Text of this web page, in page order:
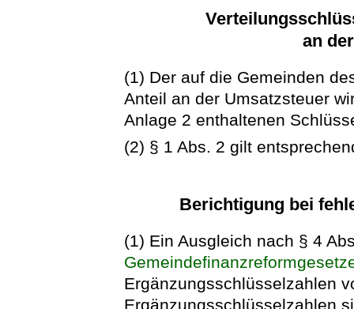
an
(1) Der auf die Gemeinden
Anteil an der Umsatzsteuer
Anlage 2 enthaltenen
(2) § 1 Abs. 2 gilt
Berichtigung bei
(1) Ein Ausgleich nach § 4
Ergänzungsschlüsselzahlen
Ergänzungsschlüsselzahlen